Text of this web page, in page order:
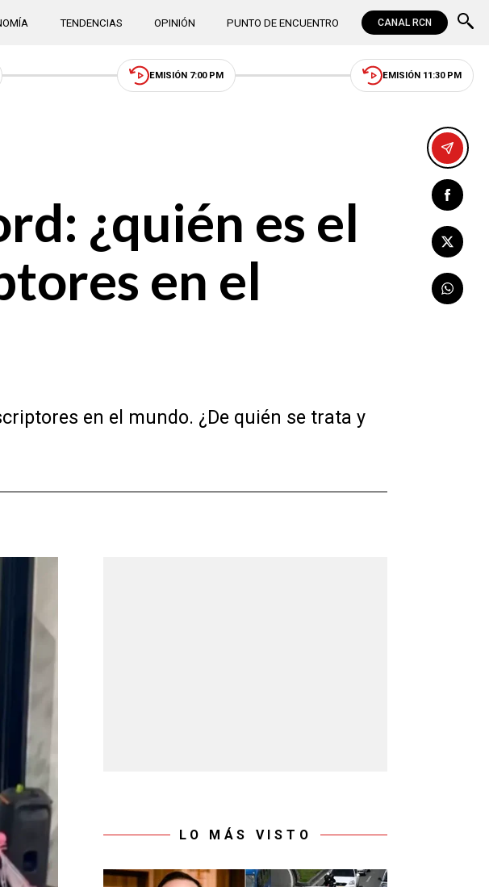
TENDENCIAS OPINIÓN PUNTO DE ENCUENTRO CANAL RCN
EMISIÓN 7:00 PM EMISIÓN 11:30 PM
¿quién es el
en el
en el mundo. ¿De quién se trata y
LO MÁS VISTO